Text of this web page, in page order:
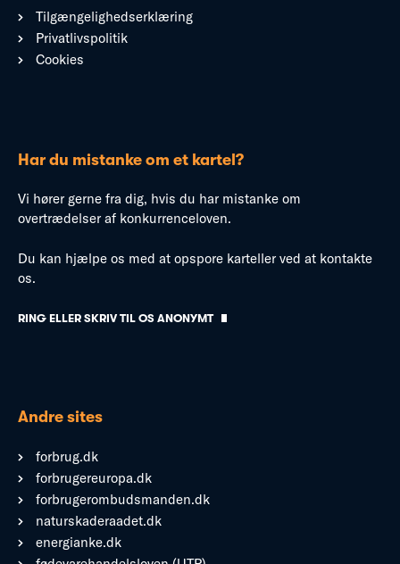
Tilgængelighedserklæring
Privatlivspolitik
Cookies
Har du mistanke om et kartel?
Vi hører gerne fra dig, hvis du har mistanke om
overtrædelser af konkurrenceloven.
Du kan hjælpe os med at opspore karteller ved at kontakte
os.
RING ELLER SKRIV TIL OS ANONYMT
Andre sites
forbrug.dk
forbrugereuropa.dk
forbrugerombudsmanden.dk
naturskaderaadet.dk
energianke.dk